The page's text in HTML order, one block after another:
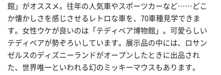
館」がオススメ。往年の人気車やスポーツカーなど……どこ
か懐かしさを感じさせるレトロな車を、70車種見学できま
す。女性ウケが良いのは「テディベア博物館」。可愛らしい
テディベアが勢ぞろいしています。展示品の中には、ロサン
ゼルスのディズニーランドがオープンしたときに出品され
た、世界唯一といわれる幻のミッキーマウスもあります。